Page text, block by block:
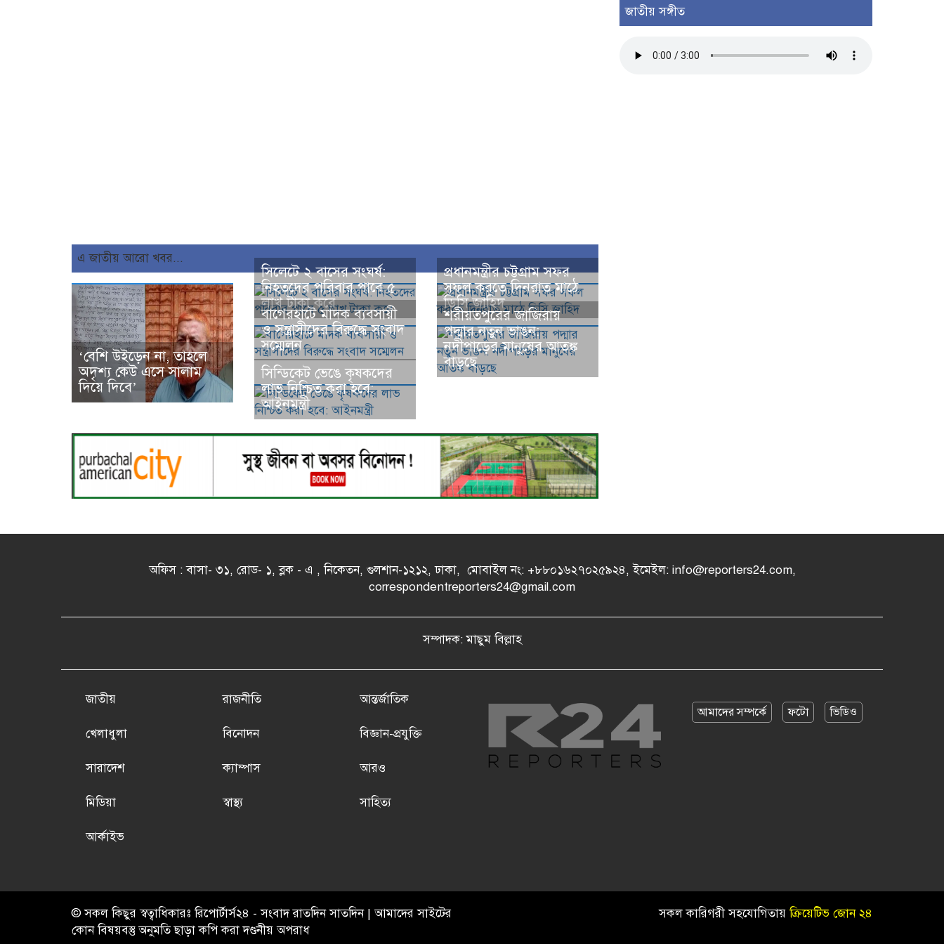
এ জাতীয় আরো খবর...
‘বেশি উইড়েন না, তাহলে
অদৃশ্য কেউ এসে সালাম
দিয়ে দিবে’
সিলেটে ২ বাসের সংঘর্ষ:
নিহতদের পরিবার পাবে ৫
লাখ টাকা করে
প্রধানমন্ত্রীর চট্টগ্রাম সফর
সফল করতে দিনরাত মাঠে
ডিসি জাহিদ
বাগেরহাটে মাদক ব্যবসায়ী
ও সন্ত্রাসীদের বিরুদ্ধে সংবাদ
সম্মেলন
শরীয়তপুরের জাজিরায়
পদ্মার নতুন ভাঙন:
নদীপাড়ের মানুষের আতঙ্ক
বাড়ছে
সিন্ডিকেট ভেঙে কৃষকদের
লাভ নিশ্চিত করা হবে:
আইনমন্ত্রী
জাতীয় সঙ্গীত
অফিস : বাসা- ৩১, রোড- ১, ব্লক - এ , নিকেতন, গুলশান-১২১২, ঢাকা, মোবাইল নং: +৮৮০১৬২৭০২৫৯২৪, ইমেইল: info@reporters24.com,
correspondentreporters24@gmail.com
সম্পাদক: মাছুম বিল্লাহ
জাতীয় রাজনীতি আন্তর্জাতিক
খেলাধুলা বিনোদন বিজ্ঞান-প্রযুক্তি
সারাদেশ ক্যাম্পাস আরও
মিডিয়া স্বাস্থ্য সাহিত্য
আর্কাইভ
আমাদের সম্পর্কে ফটো ভিডিও
© সকল কিছুর স্বত্বাধিকারঃ রিপোর্টার্স২৪ - সংবাদ রাতদিন সাতদিন | আমাদের সাইটের
কোন বিষয়বস্তু অনুমতি ছাড়া কপি করা দণ্ডনীয় অপরাধ
সকল কারিগরী সহযোগিতায়ক্রিয়েটিভ জোন ২৪